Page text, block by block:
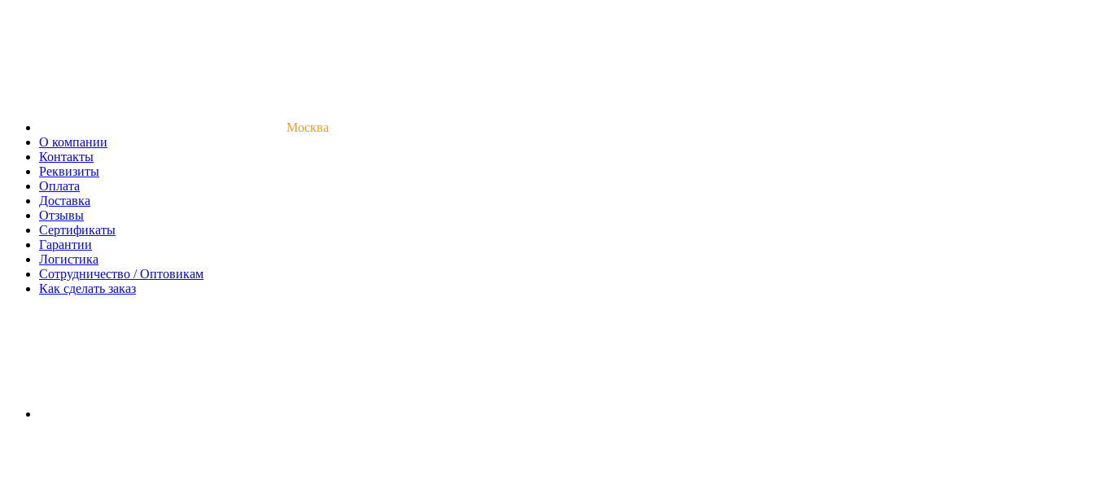
Москва
О компании
Контакты
Реквизиты
Оплата
Доставка
Отзывы
Сертификаты
Гарантии
Логистика
Сотрудничество / Оптовикам
Как сделать заказ